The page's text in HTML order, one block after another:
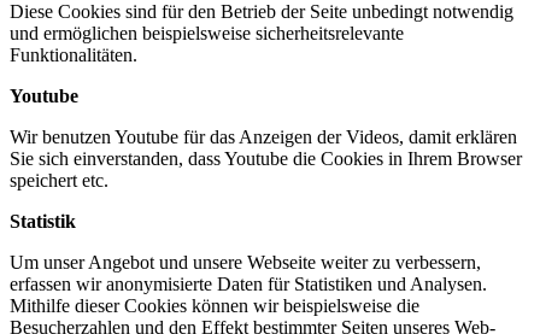
Diese Cookies sind für den Betrieb der Seite unbedingt notwendig
und ermöglichen beispielsweise sicherheitsrelevante
Funktionalitäten.
Youtube
Wir benutzen Youtube für das Anzeigen der Videos, damit erklären
Sie sich einverstanden, dass Youtube die Cookies in Ihrem Browser
speichert etc.
Statistik
Um unser Angebot und unsere Webseite weiter zu verbessern,
erfassen wir anonymisierte Daten für Statistiken und Analysen.
Mithilfe dieser Cookies können wir beispielsweise die
Besucherzahlen und den Effekt bestimmter Seiten unseres Web-